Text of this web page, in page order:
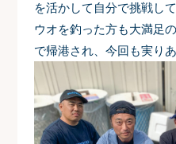
を活かして自分で挑戦し
ウオを釣った方も大満足
で帰港され、今回も実り